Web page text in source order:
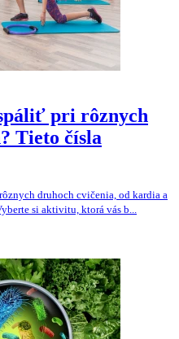
pri rôznych
Tieto čísla
druhoch cvičenia, od kardia a
si aktivitu, ktorá vás b...